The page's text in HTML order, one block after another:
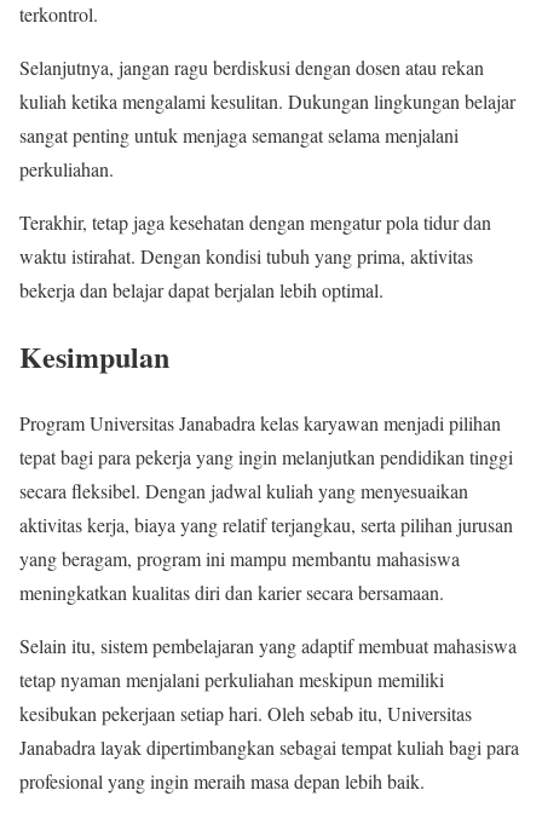
terkontrol.
Selanjutnya, jangan ragu berdiskusi dengan dosen atau rekan
kuliah ketika mengalami kesulitan. Dukungan lingkungan belajar
sangat penting untuk menjaga semangat selama menjalani
perkuliahan.
Terakhir, tetap jaga kesehatan dengan mengatur pola tidur dan
waktu istirahat. Dengan kondisi tubuh yang prima, aktivitas
bekerja dan belajar dapat berjalan lebih optimal.
Kesimpulan
Program Universitas Janabadra kelas karyawan menjadi pilihan
tepat bagi para pekerja yang ingin melanjutkan pendidikan tinggi
secara fleksibel. Dengan jadwal kuliah yang menyesuaikan
aktivitas kerja, biaya yang relatif terjangkau, serta pilihan jurusan
yang beragam, program ini mampu membantu mahasiswa
meningkatkan kualitas diri dan karier secara bersamaan.
Selain itu, sistem pembelajaran yang adaptif membuat mahasiswa
tetap nyaman menjalani perkuliahan meskipun memiliki
kesibukan pekerjaan setiap hari. Oleh sebab itu, Universitas
Janabadra layak dipertimbangkan sebagai tempat kuliah bagi para
profesional yang ingin meraih masa depan lebih baik.